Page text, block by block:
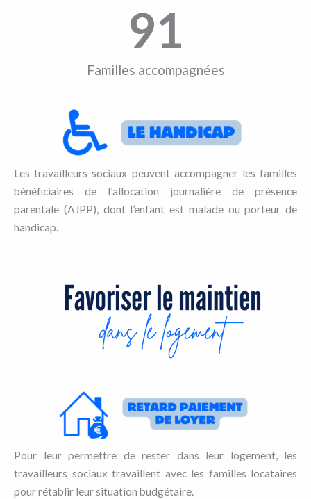
Familles accompagnées
91
Les travailleurs sociaux peuvent accompagner les familles
bénéficiaires de l’allocation journalière de présence
parentale (AJPP), dont l’enfant est malade ou porteur de
handicap.
Pour leur permettre de rester dans leur logement, les
travailleurs sociaux travaillent avec les familles locataires
pour rétablir leur situation budgétaire.